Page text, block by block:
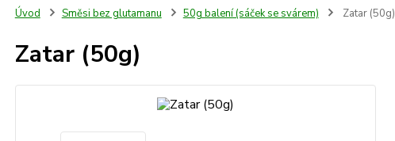
Úvod Směsi bez glutamanu 50g balení (sáček se svárem) Zatar (50g)
Zatar (50g)